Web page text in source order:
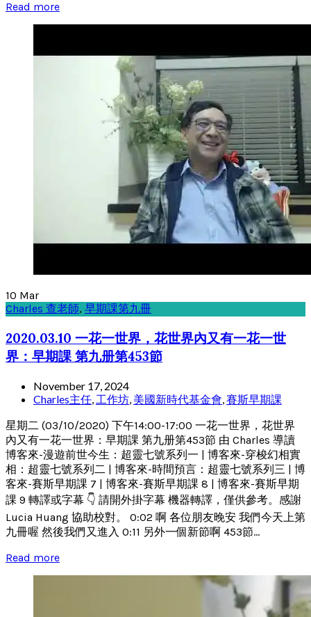
Read more
10 Mar
Charles 查老師, 早期課第九冊
2020.03.10 一花一世界，花世界內又有一花一世
界：早期課 第九册第453節
November 17, 2024
Charles主任 工作坊 美國新時代基金會 賽斯早期課
星期二 (03/10/2020) 下午14:00-17:00 一花一世界，花世界
內又有一花一世界：早期課 第九册第453節 由 Charles 導讀
博客來-漫遊前世今生：超靈七號系列一 | 博客來-穿梭幻相實
相：超靈七號系列二 | 博客來-時間預言：超靈七號系列三 | 博
客來-賽斯早期課 7 | 博客來-賽斯早期課 8 | 博客來-賽斯早期
課 9 轉譯或字幕 👇 請開外掛字幕 機器轉譯，僅供參考。感謝
Lucia Huang 協助校對。 0:02 啊 各位朋友晚安 我們今天上第
九冊喔 然後我們又進入 0:11 另外一個新節啊 453節...
Read more